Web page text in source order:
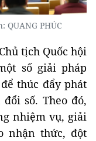
PHÚC
tịch Quốc hội
số giải pháp
thúc đẩy phát
số. Theo đó,
nhiệm vụ, giải
nhận thức, đột